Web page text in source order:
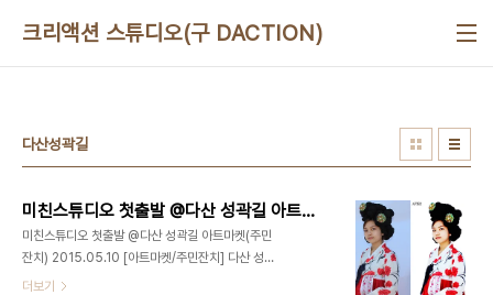
크리액션 스튜디오(구 DACTION)
다산성곽길
미친스튜디오 첫출발 @다산 성곽길 아트마켓(주민잔치) 2015.05.10
미친스튜디오 첫출발 @다산 성곽길 아트마켓(주민
잔치) 2015.05.10 [아트마켓/주민잔치] 다산 성곽
길 아트마켓에 참여하여 WDF(World DJ
더보기